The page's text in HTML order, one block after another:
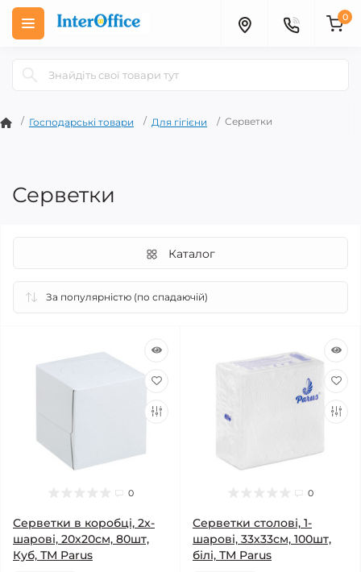
0
Господарські товари Для гігієни Серветки
Серветки
Каталог
0
Серветки в коробці, 2х-
шарові, 20х20см, 80шт,
Куб, ТМ Parus
0
Серветки столові, 1-
шарові, 33х33см, 100шт,
білі, ТМ Parus